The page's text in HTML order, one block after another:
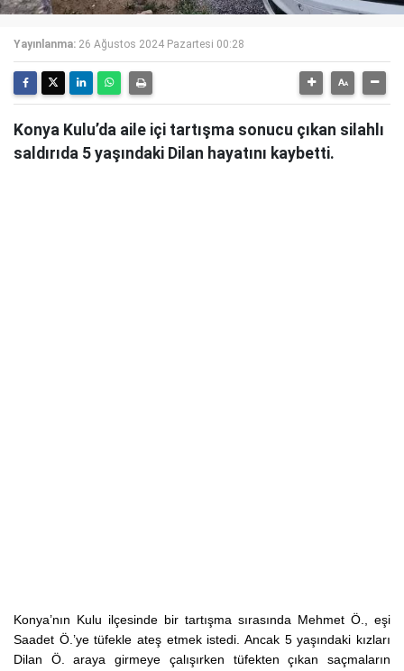
Yayınlanma: 26 Ağustos 2024 Pazartesi 00:28
Konya Kulu’da aile içi tartışma sonucu çıkan silahlı
saldırıda 5 yaşındaki Dilan hayatını kaybetti.
Konya’nın Kulu ilçesinde bir tartışma sırasında Mehmet Ö., eşi
Saadet Ö.’ye tüfekle ateş etmek istedi. Ancak 5 yaşındaki kızları
Dilan Ö. araya girmeye çalışırken tüfekten çıkan saçmaların